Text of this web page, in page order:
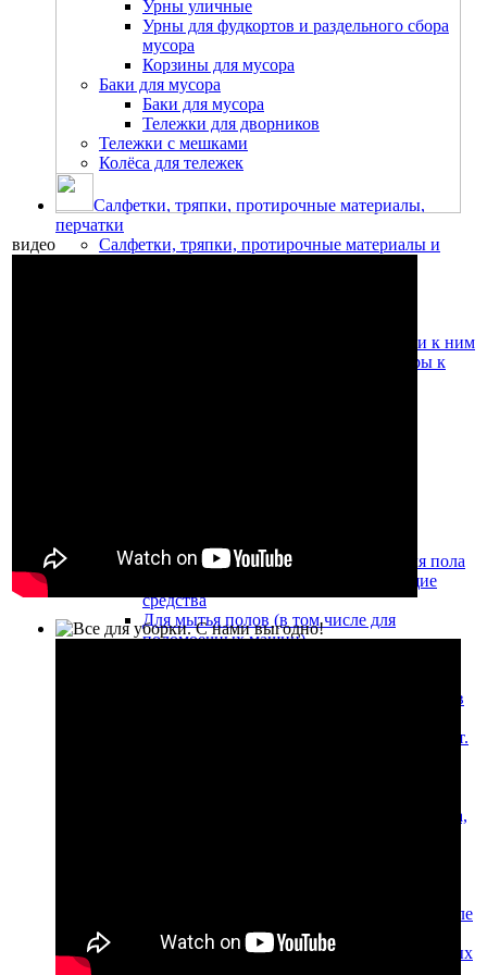
Урны уличные
Урны для фудкортов и раздельного сбора
мусора
Корзины для мусора
Баки для мусора
Баки для мусора
Тележки для дворников
Тележки с мешками
Колёса для тележек
Салфетки, тряпки, протирочные материалы,
перчатки
Салфетки, тряпки, протирочные материалы и
Протирочные материалы и держатели к ним
Медицинские простыни и диспенсеры к
Моющие и дезинфицирующие средства для пола
Антисептические и дезинфицирующие
средства
Для мытья полов (в том числе для
поломоечных машин)
Химические средства для обработки полов
Моющие средства для туалетов и ванных комнат.
Щелочные моющие средства для удаления масла,
Моющие средства для чистки ковров (в том числе
для моющих пылесосов)
Низкопенные моющие средства для поломоечных
видео